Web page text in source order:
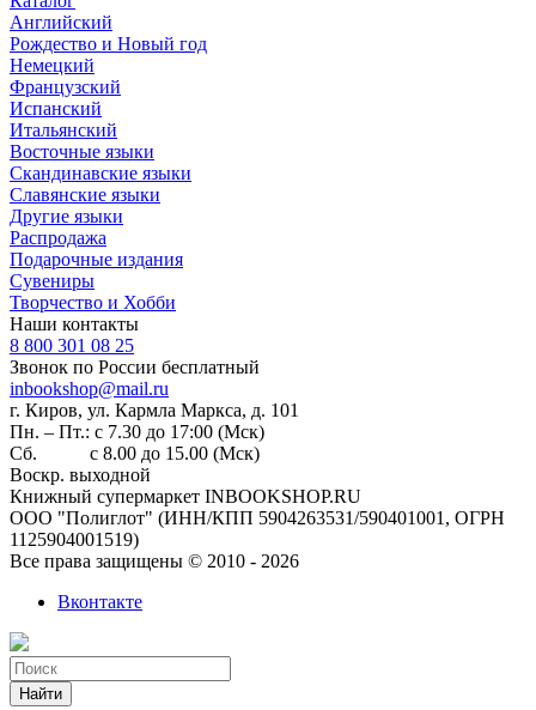
Английский
Рождество и Новый год
Немецкий
Французский
Испанский
Итальянский
Восточные языки
Скандинавские языки
Славянские языки
Другие языки
Распродажа
Подарочные издания
Сувениры
Творчество и Хобби
Наши контакты
8 800 301 08 25
Звонок по России бесплатный
inbookshop@mail.ru
г. Киров, ул. Кармла Маркса, д. 101
Пн. – Пт.: с 7.30 до 17:00 (Мск)
Сб. с 8.00 до 15.00 (Мск)
Воскр. выходной
Книжный супермаркет INBOOKSHOP.RU
ООО "Полиглот" (ИНН/КПП 5904263531/590401001, ОГРН
1125904001519)
Все права защищены © 2010 - 2026
Вконтакте
Найти